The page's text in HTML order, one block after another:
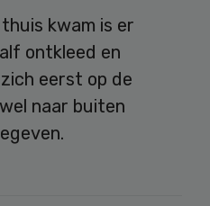
kwam is er
ontkleed en
eerst op de
naar buiten